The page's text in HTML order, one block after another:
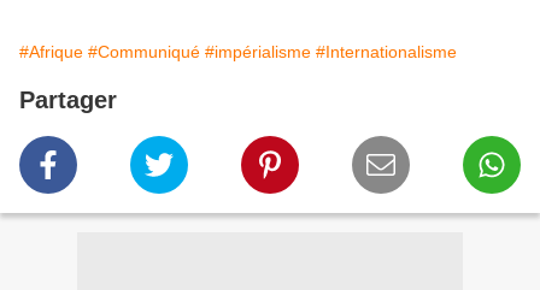
#Afrique #Communiqué #impérialisme #Internationalisme
Partager